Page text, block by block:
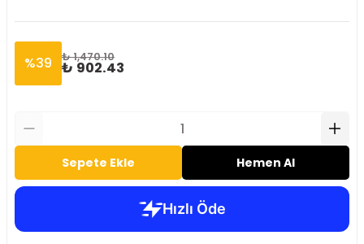
%39 ₺ 1,470.10
₺ 902.43
Sepete Ekle Hemen Al